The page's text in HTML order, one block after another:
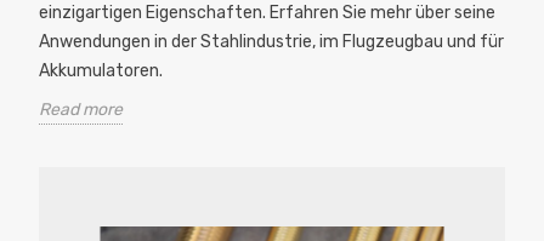
einzigartigen Eigenschaften. Erfahren Sie mehr über seine
Anwendungen in der Stahlindustrie, im Flugzeugbau und für
Akkumulatoren.
Read more